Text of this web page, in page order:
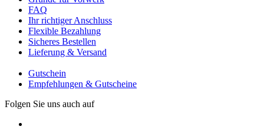
FAQ
Ihr richtiger Anschluss
Flexible Bezahlung
Sicheres Bestellen
Lieferung & Versand
Gutschein
Empfehlungen & Gutscheine
Folgen Sie uns auch auf